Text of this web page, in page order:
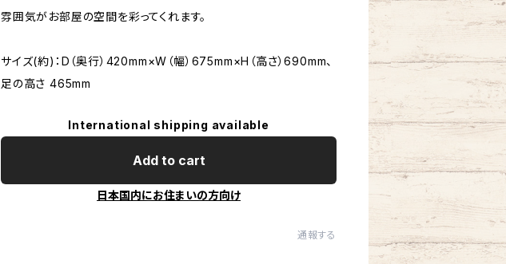
雰囲気がお部屋の空間を彩ってくれます。
サイズ(約)：D（奥行）420mm×W（幅）675mm×H（高さ）690mm、
足の高さ 465mm
International shipping available
Add to cart
日本国内にお住まいの方向け
通報する